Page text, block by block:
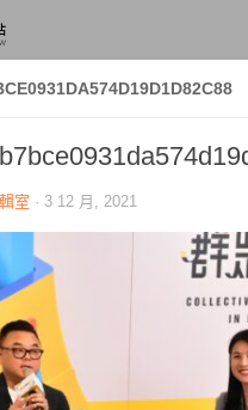
室 · 3 12 月, 2021